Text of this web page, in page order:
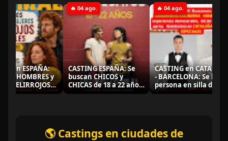
ESPAÑA:
HOMBRES y
para SERIE
🔥 04 ago.
CASTING ESPAÑA: Se
buscan CHICOS y
CHICAS de 18 a 22 años
para futuros proyectos
🔥 04 ago.
CASTING en CATALUÑA
- BARCELONA: Se busca
persona en silla de
ruedas y hombres
🌎 Castings en ciudades de